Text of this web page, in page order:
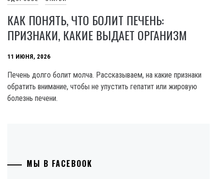
КАК ПОНЯТЬ, ЧТО БОЛИТ ПЕЧЕНЬ:
ПРИЗНАКИ, КАКИЕ ВЫДАЕТ ОРГАНИЗМ
11 ИЮНЯ, 2026
Печень долго болит молча. Рассказываем, на какие признаки
обратить внимание, чтобы не упустить гепатит или жировую
болезнь печени.
МЫ В FACEBOOK